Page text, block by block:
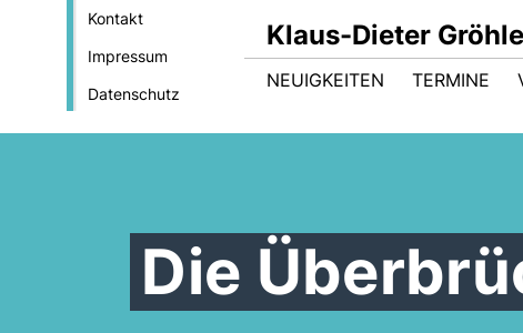
Kontakt
Impressum
Datenschutz
Klaus-Dieter
NEUIGKEITEN TERMINE
Die